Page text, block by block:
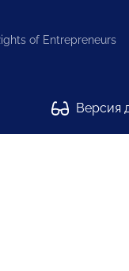
of Entrepreneurs
Версия